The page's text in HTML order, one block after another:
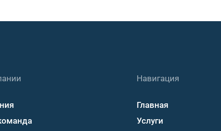
Навигация
Главная
Услуги